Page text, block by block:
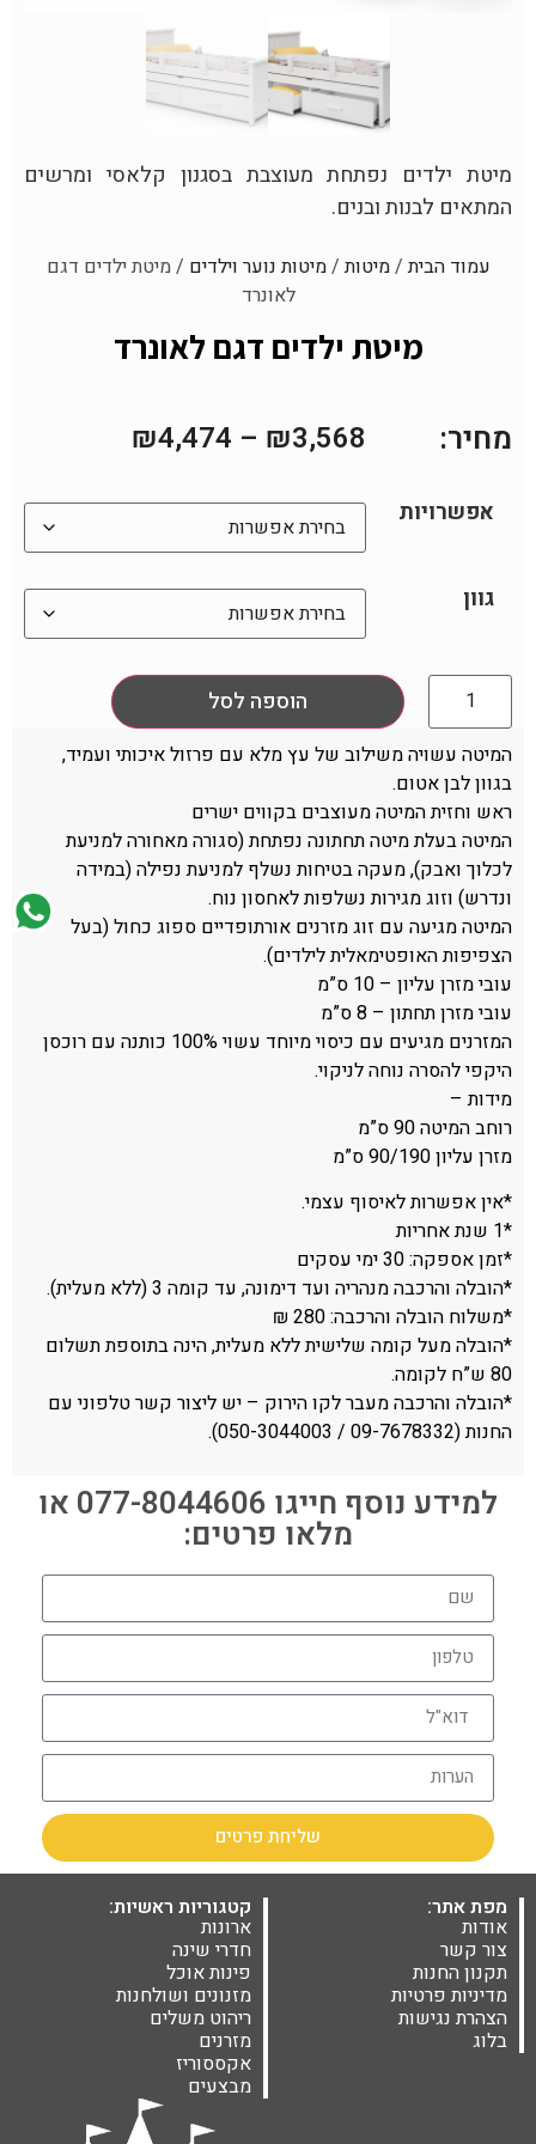
מיטת ילדים נפתחת מעוצבת בסגנון קלאסי ומרשים
המתאים לבנות ובנים.
עמוד הבית/מיטות/מיטות נוער וילדים / מיטת ילדים דגם
לאונרד
מיטת ילדים דגם לאונרד
מחיר: ₪3,568
–
₪4,474
אפשרויות
גוון
הוספה לסל
המיטה עשויה משילוב של עץ מלא עם פרזול איכותי ועמיד,
בגוון לבן אטום.
ראש וחזית המיטה מעוצבים בקווים ישרים
המיטה בעלת מיטה תחתונה נפתחת (סגורה מאחורה למניעת
לכלוך ואבק), מעקה בטיחות נשלף למניעת נפילה (במידה
ונדרש) וזוג מגירות נשלפות לאחסון נוח.
המיטה מגיעה עם זוג מזרנים אורתופדיים ספוג כחול (בעל
הצפיפות האופטימאלית לילדים).
עובי מזרן עליון – 10 ס”מ
עובי מזרן תחתון – 8 ס”מ
המזרנים מגיעים עם כיסוי מיוחד עשוי 100% כותנה עם רוכסן
היקפי להסרה נוחה לניקוי.
מידות –
רוחב המיטה 90 ס”מ
מזרן עליון 90/190 ס”מ
*אין אפשרות לאיסוף עצמי.
*1 שנת אחריות
*זמן אספקה: 30 ימי עסקים
*הובלה והרכבה מנהריה ועד דימונה, עד קומה 3 (ללא מעלית).
*משלוח הובלה והרכבה: 280 ₪
*הובלה מעל קומה שלישית ללא מעלית, הינה בתוספת תשלום
80 ש”ח לקומה.
*הובלה והרכבה מעבר לקו הירוק – יש ליצור קשר טלפוני עם
החנות (09-7678332 / 050-3044003).
למידע נוסף חייגו 077-8044606 או
מלאו פרטים:
שליחת פרטים
מפת אתר:
אודות
צור קשר
תקנון החנות
מדיניות פרטיות
הצהרת נגישות
בלוג
קטגוריות ראשיות:
ארונות
חדרי שינה
פינות אוכל
מזנונים ושולחנות
ריהוט משלים
מזרנים
אקססוריז
מבצעים